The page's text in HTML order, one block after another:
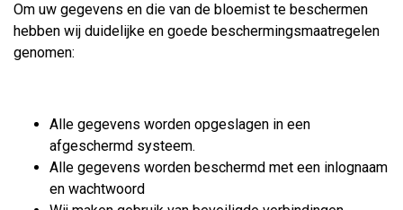
Om uw gegevens en die van de bloemist te beschermen
hebben wij duidelijke en goede beschermingsmaatregelen
genomen:
Alle gegevens worden opgeslagen in een
afgeschermd systeem.
Alle gegevens worden beschermd met een inlognaam
en wachtwoord